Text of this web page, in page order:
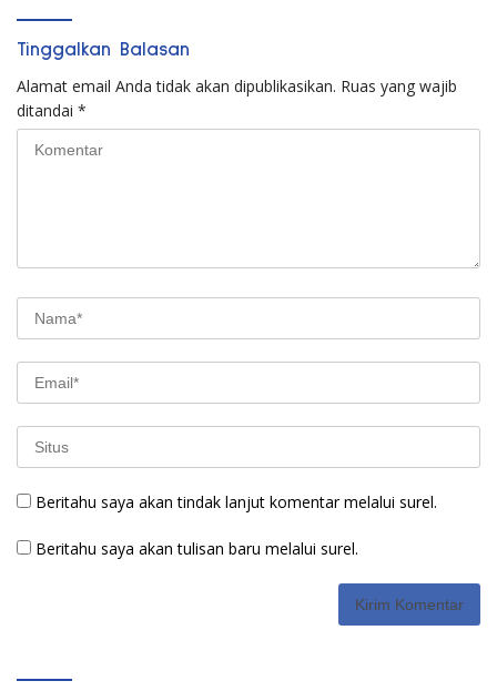
Tinggalkan Balasan
Alamat email Anda tidak akan dipublikasikan. Ruas yang wajib
ditandai *
Beritahu saya akan tindak lanjut komentar melalui surel.
Beritahu saya akan tulisan baru melalui surel.